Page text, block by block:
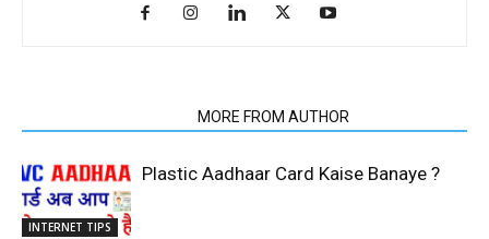
MORE FROM AUTHOR
INTERNET TIPS
Plastic Aadhaar Card Kaise Banaye ?